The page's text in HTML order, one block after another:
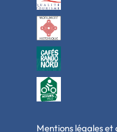
Mentions légales et